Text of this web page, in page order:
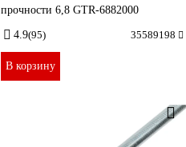
прочности 6,8 GTR-6882000
4.9(95) 35589198
В корзину